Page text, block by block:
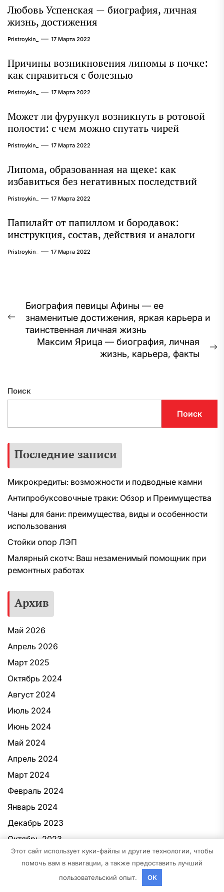
Любовь Успенская — биография, личная
жизнь, достижения
Pristroykin_ 17 Марта 2022
Причины возникновения липомы в почке:
как справиться с болезнью
Pristroykin_ 17 Марта 2022
Может ли фурункул возникнуть в ротовой
полости: с чем можно спутать чирей
Pristroykin_ 17 Марта 2022
Липома, образованная на щеке: как
избавиться без негативных последствий
Pristroykin_ 17 Марта 2022
Папилайт от папиллом и бородавок:
инструкция, состав, действия и аналоги
Pristroykin_ 17 Марта 2022
Навигация
по
записям
Предыдущая
запись:
Биография певицы Афины — ее
знаменитые достижения, яркая карьера и
таинственная личная жизнь
Максим Ярица — биография, личная
жизнь, карьера, факты
Поиск
Поиск
Последние записи
Микрокредиты: возможности и подводные камни
Антипробуксовочные траки: Обзор и Преимущества
Чаны для бани: преимущества, виды и особенности
использования
Стойки опор ЛЭП
Малярный скотч: Ваш незаменимый помощник при
ремонтных работах
Архив
Май 2026
Апрель 2026
Март 2025
Октябрь 2024
Август 2024
Июль 2024
Июнь 2024
Май 2024
Апрель 2024
Март 2024
Февраль 2024
Январь 2024
Декабрь 2023
Октябрь 2023
Август 2023
Этот сайт использует куки-файлы и другие технологии, чтобы
помочь вам в навигации, а также предоставить лучший
пользовательский опыт.
OK